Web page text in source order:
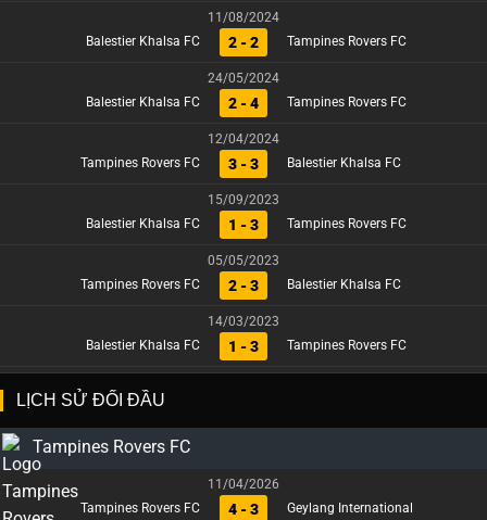
11/08/2024
Balestier Khalsa FC
2 - 2 Tampines Rovers FC
24/05/2024
Balestier Khalsa FC
2 - 4 Tampines Rovers FC
12/04/2024
Tampines Rovers FC
3 - 3 Balestier Khalsa FC
15/09/2023
Balestier Khalsa FC
1 - 3 Tampines Rovers FC
05/05/2023
Tampines Rovers FC
2 - 3 Balestier Khalsa FC
14/03/2023
Balestier Khalsa FC
1 - 3 Tampines Rovers FC
LỊCH SỬ ĐỐI ĐẦU
Tampines Rovers FC
11/04/2026
Tampines Rovers FC
4 - 3 Geylang International